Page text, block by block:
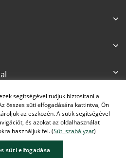
segítségével tudjuk biztosítani a
összes süti elfogadására kattintva, Ön
az eszközén. A sütik segítségével
és azokat az oldalhasználat
használjuk fel. (Süti szabályzat)
süti elfogadása
CIB24 ügyfélszolgálat
(+36 1) 4 242 242